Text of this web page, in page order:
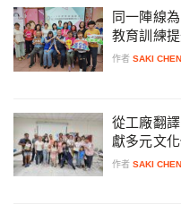
同一陣線
教育訓練
作者 SAKI CHEN
從工廠翻
獻多元文
作者 SAKI CHEN